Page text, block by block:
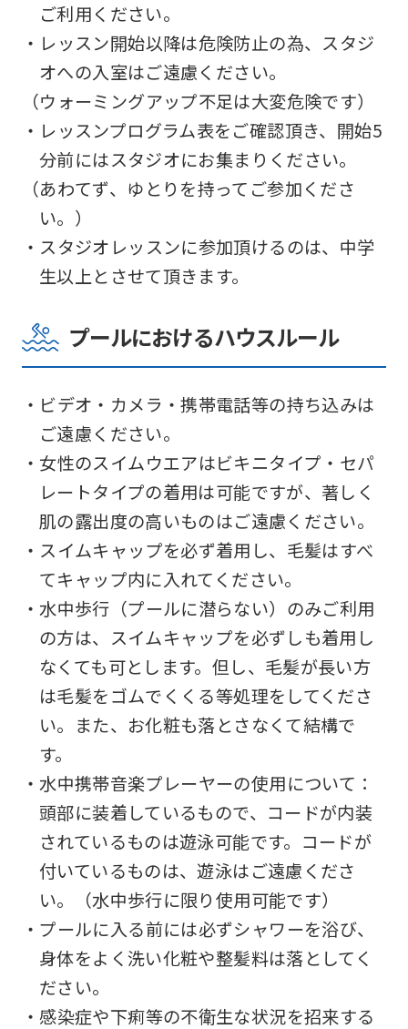
ご利用ください。
・レッスン開始以降は危険防止の為、スタジ
オへの入室はご遠慮ください。
（ウォーミングアップ不足は大変危険です）
・レッスンプログラム表をご確認頂き、開始5
分前にはスタジオにお集まりください。
（あわてず、ゆとりを持ってご参加くださ
い。）
・スタジオレッスンに参加頂けるのは、中学
生以上とさせて頂きます。
プールにおけるハウスルール
・ビデオ・カメラ・携帯電話等の持ち込みは
ご遠慮ください。
・女性のスイムウエアはビキニタイプ・セパ
レートタイプの着用は可能ですが、著しく
肌の露出度の高いものはご遠慮ください。
・スイムキャップを必ず着用し、毛髪はすべ
てキャップ内に入れてください。
・水中歩行（プールに潜らない）のみご利用
の方は、スイムキャップを必ずしも着用し
なくても可とします。但し、毛髪が長い方
は毛髪をゴムでくくる等処理をしてくださ
い。また、お化粧も落とさなくて結構で
す。
・水中携帯音楽プレーヤーの使用について：
頭部に装着しているもので、コードが内装
されているものは遊泳可能です。コードが
付いているものは、遊泳はご遠慮くださ
い。（水中歩行に限り使用可能です）
・プールに入る前には必ずシャワーを浴び、
身体をよく洗い化粧や整髪料は落としてく
ださい。
・感染症や下痢等の不衛生な状況を招来する
it
may
not
be
an
accurate
translation.
The
translation
differ
from
original
We
ask
that
you
fully
understand
this
before
using
the
Automatic